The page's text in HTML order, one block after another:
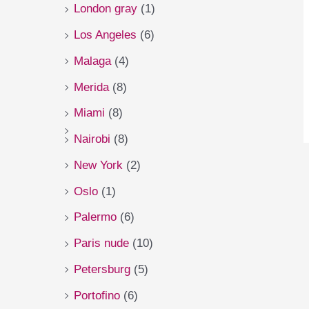
London gray (1)
Los Angeles (6)
Malaga (4)
Merida (8)
Miami (8)
Nairobi (8)
New York (2)
Oslo (1)
Palermo (6)
Paris nude (10)
Petersburg (5)
Portofino (6)